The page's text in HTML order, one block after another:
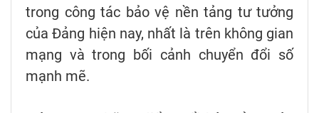
trong công tác bảo vệ nền tảng tư tưởng
của Đảng hiện nay, nhất là trên không gian
mạng và trong bối cảnh chuyển đổi số
mạnh mẽ.